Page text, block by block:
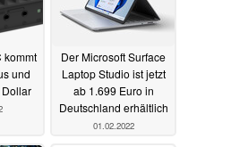
kommt
und
Der Microsoft Surface
Laptop Studio ist jetzt
ab 1.699 Euro in
Deutschland erhältlich
01.02.2022